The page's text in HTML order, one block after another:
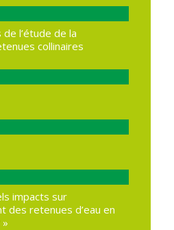
l’étude de la
collinaires
impacts sur
des retenues d’eau en